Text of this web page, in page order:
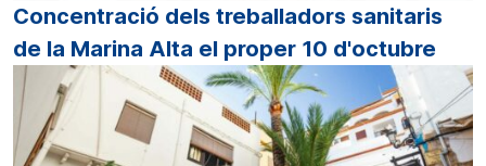
Concentració dels treballadors sanitaris
de la Marina Alta el proper 10 d'octubre